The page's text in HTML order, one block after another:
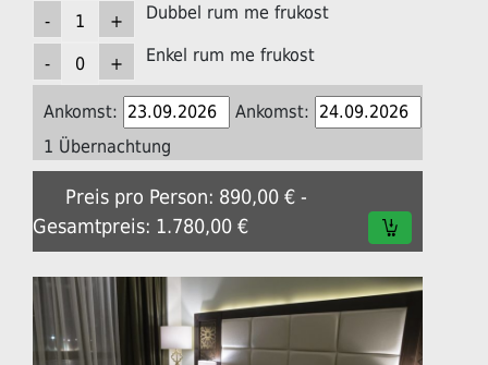
Dubbel rum me frukost
Enkel rum me frukost
Ankomst:
Ankomst:
1 Übernachtung
Preis pro Person: 890,00 € -
Gesamtpreis: 1.780,00 €